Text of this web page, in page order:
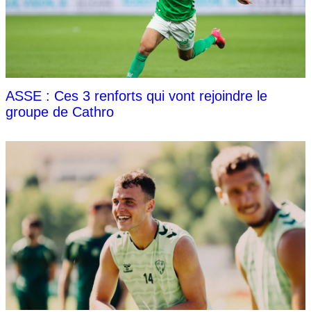
ASSE : Ces 3 renforts qui vont rejoindre le
groupe de Cathro